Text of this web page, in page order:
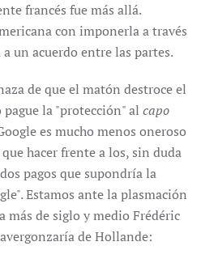
francés fue más allá.
con imponerla a través
un acuerdo entre las partes.
de que el matón destroce el
la "protección" al capo
es mucho menos oneroso
hacer frente a los, sin duda
pagos que supondría la
Estamos ante la plasmación
más de siglo y medio Frédéric
de Hollande: